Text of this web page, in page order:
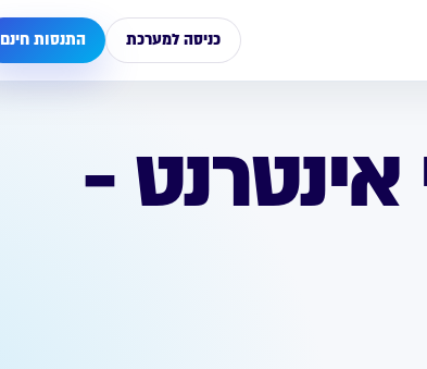
התנסות חינם כניסה למערכת
-